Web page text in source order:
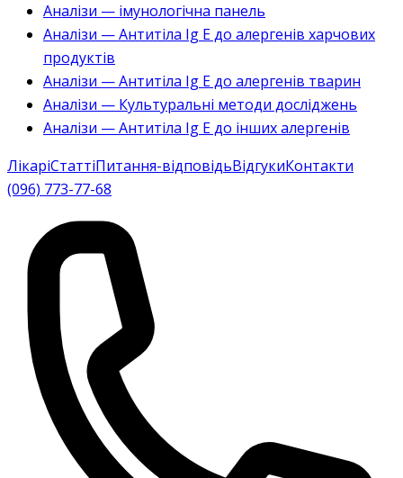
Аналізи — імунологічна панель
Аналізи — Антитіла Ig E до алергенів харчових
продуктів
Аналізи — Антитіла Ig E до алергенів тварин
Аналізи — Культуральні методи досліджень
Аналізи — Антитіла Ig E до інших алергенів
ЛікаріСтаттіПитання-відповідьВідгукиКонтакти
(096) 773-77-68